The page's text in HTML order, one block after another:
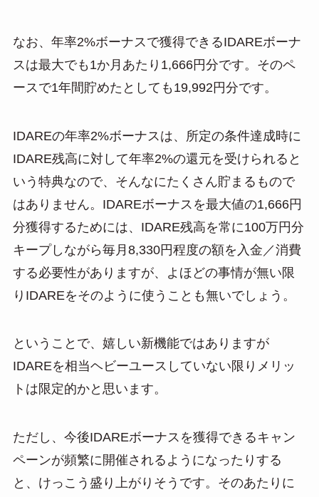
なお、年率2%ボーナスで獲得できるIDAREボーナ
スは最大でも1か月あたり1,666円分です。そのペ
ースで1年間貯めたとしても19,992円分です。
IDAREの年率2%ボーナスは、所定の条件達成時に
IDARE残高に対して年率2%の還元を受けられると
いう特典なので、そんなにたくさん貯まるもので
はありません。IDAREボーナスを最大値の1,666円
分獲得するためには、IDARE残高を常に100万円分
キープしながら毎月8,330円程度の額を入金／消費
する必要性がありますが、よほどの事情が無い限
りIDAREをそのように使うことも無いでしょう。
ということで、嬉しい新機能ではありますが
IDAREを相当ヘビーユースしていない限りメリッ
トは限定的かと思います。
ただし、今後IDAREボーナスを獲得できるキャン
ペーンが頻繁に開催されるようになったりする
と、けっこう盛り上がりそうです。そのあたりに